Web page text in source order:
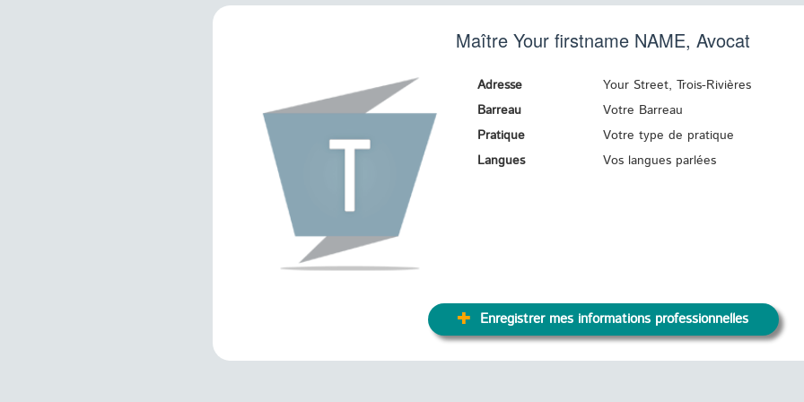
Maître Your firstname NAME, Avocat
Adresse
Your Street, Trois-Rivières
Barreau
Votre Barreau
Pratique
Votre type de pratique
Langues
Vos langues parlées
Enregistrer mes informations professionnelles